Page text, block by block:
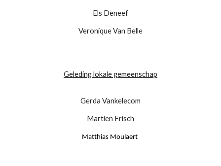
Els Deneef
Veronique Van Belle
Geleding lokale gemeenschap
Gerda Vankelecom
Martien Frisch
Matthias Moulaert